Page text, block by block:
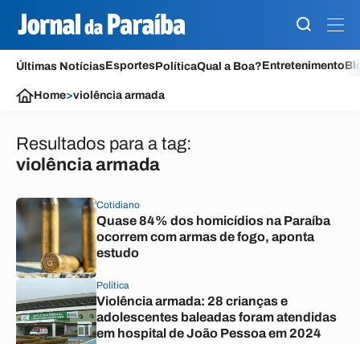
Últimas NotíciasEsportesPolíticaQual a Boa?Entretenimento
Home>violência armada
Resultados para a tag:
violência armada
Cotidiano
Quase 84% dos homicídios na Paraíba
ocorrem com armas de fogo, aponta
estudo
Política
Violência armada: 28 crianças e
adolescentes baleadas foram atendidas
em hospital de João Pessoa em 2024